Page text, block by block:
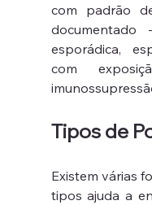
com padrão
esporádica,
com
Tipos de
Existem várias
tipos ajuda a